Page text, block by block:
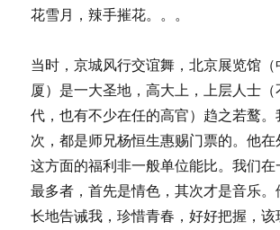
花雪月，辣手摧花。。。
当时，京城风行交谊舞，北京展览馆（
厦）是一大圣地，高大上，上层人士（
代，也有不少在任的高官）趋之若鹜
次，都是师兄杨恒生惠赐门票的。他在
这方面的福利非一般单位能比。我们在
最多者，首先是情色，其次才是音乐
长地告诫我，珍惜青春，好好把握，该